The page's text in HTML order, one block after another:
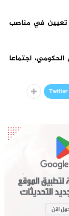
تعيين في مناصب
اجتماعا
Twitter